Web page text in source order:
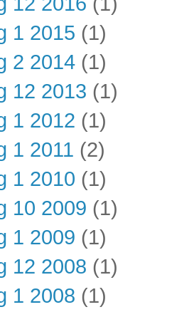
1 2015 (1)
2 2014 (1)
12 2013 (1)
1 2012 (1)
1 2011 (2)
1 2010 (1)
10 2009 (1)
1 2009 (1)
12 2008 (1)
1 2008 (1)